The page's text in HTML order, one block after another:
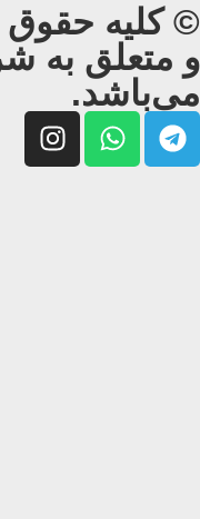
© کلیه
و متعلق به
می‌باشد.